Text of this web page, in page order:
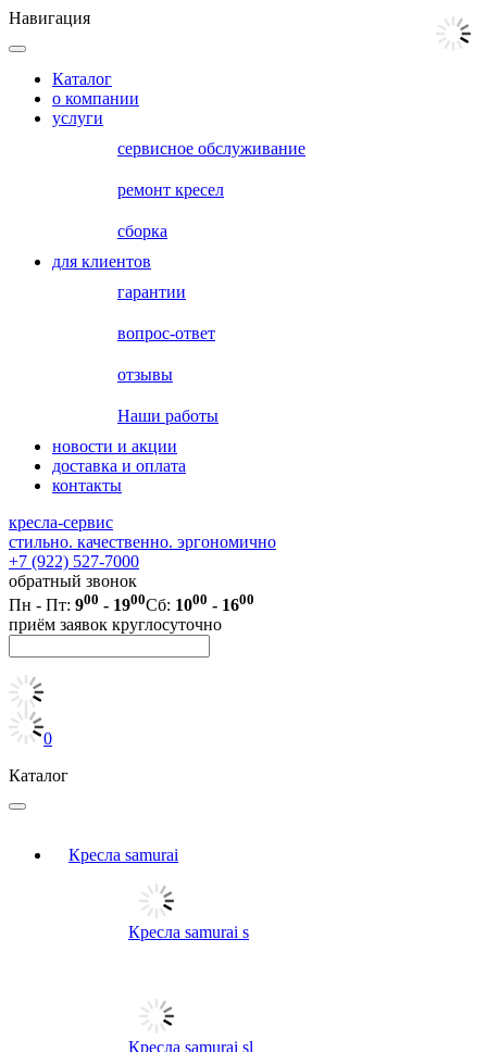
Навигация
Каталог
о компании
услуги
сервисное обслуживание
ремонт кресел
сборка
для клиентов
гарантии
вопрос-ответ
отзывы
Наши работы
новости и акции
доставка и оплата
контакты
кресла-сервис
стильно. качественно. эргономично
+7 (922) 527-7000
обратный звонок
Пн - Пт: 900 - 1900Сб: 1000 - 1600
приём заявок круглосуточно
0
Каталог
Кресла samurai
Кресла samurai s
Кресла samurai sl